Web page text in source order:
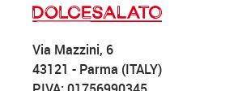
Via Mazzini, 6
43121 - Parma (ITALY)